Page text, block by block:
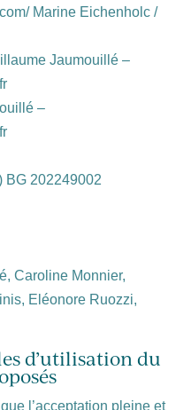
Marine Eichenholc /
Jaumouillé –
–
BG 202249002
Caroline Monnier,
Eléonore Ruozzi,
d’utilisation du
l’acceptation pleine et